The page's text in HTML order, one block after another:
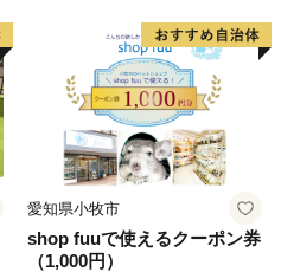
愛知県小牧市
shop fuuで使えるクーポン券
（1,000円）